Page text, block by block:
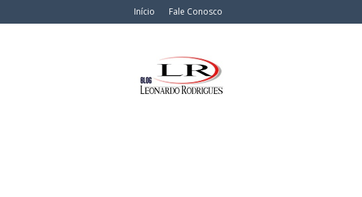
Início Fale Conosco